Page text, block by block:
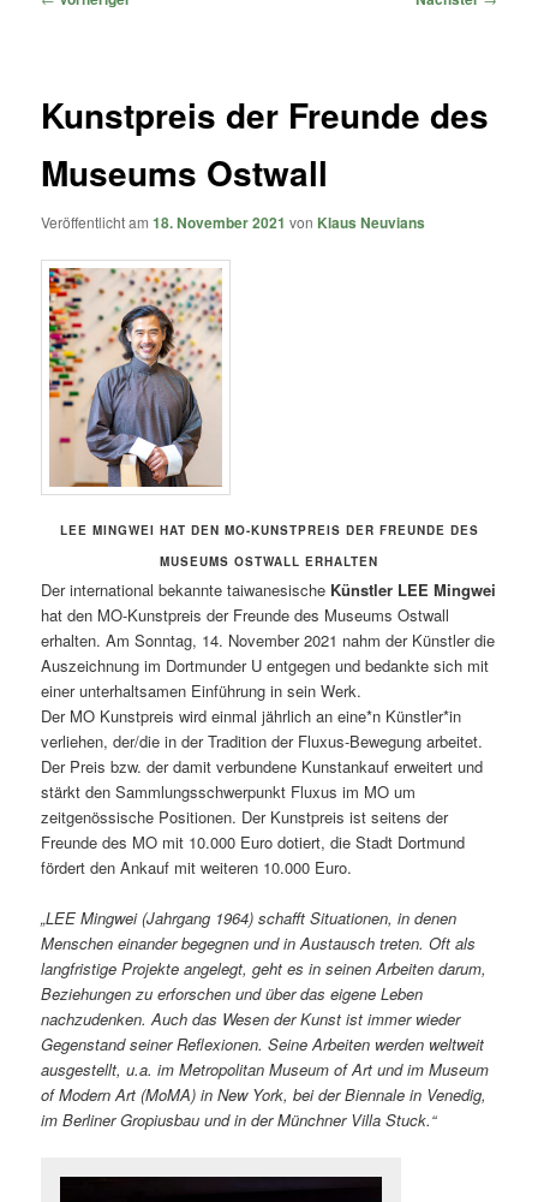
Kunstpreis der Freunde des
Museums Ostwall
Veröffentlicht am18. November 2021 von Klaus Neuvians
LEE MINGWEI HAT DEN MO-KUNSTPREIS DER FREUNDE DES
MUSEUMS OSTWALL ERHALTEN
Der international bekannte taiwanesische Künstler LEE Mingwei
hat den MO-Kunstpreis der Freunde des Museums Ostwall
erhalten. Am Sonntag, 14. November 2021 nahm der Künstler die
Auszeichnung im Dortmunder U entgegen und bedankte sich mit
einer unterhaltsamen Einführung in sein Werk.
Der MO Kunstpreis wird einmal jährlich an eine*n Künstler*in
verliehen, der/die in der Tradition der Fluxus-Bewegung arbeitet.
Der Preis bzw. der damit verbundene Kunstankauf erweitert und
stärkt den Sammlungsschwerpunkt Fluxus im MO um
zeitgenössische Positionen. Der Kunstpreis ist seitens der
Freunde des MO mit 10.000 Euro dotiert, die Stadt Dortmund
fördert den Ankauf mit weiteren 10.000 Euro.
„LEE Mingwei (Jahrgang 1964) schafft Situationen, in denen
Menschen einander begegnen und in Austausch treten. Oft als
langfristige Projekte angelegt, geht es in seinen Arbeiten darum,
Beziehungen zu erforschen und über das eigene Leben
nachzudenken. Auch das Wesen der Kunst ist immer wieder
Gegenstand seiner Reflexionen. Seine Arbeiten werden weltweit
ausgestellt, u.a. im Metropolitan Museum of Art und im Museum
of Modern Art (MoMA) in New York, bei der Biennale in Venedig,
im Berliner Gropiusbau und in der Münchner Villa Stuck.“